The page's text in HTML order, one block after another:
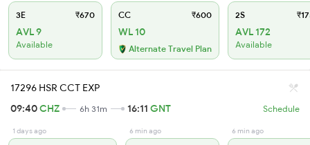
3E ₹670
AVL 9
Available
CC ₹600
WL 10
Alternate Travel Plan
2S
AVL 172
Available
17296 HSR CCT EXP
09:40CHZ 6h 31m 16:11 GNT Schedule
1 days ago 6 min ago 6 min ago